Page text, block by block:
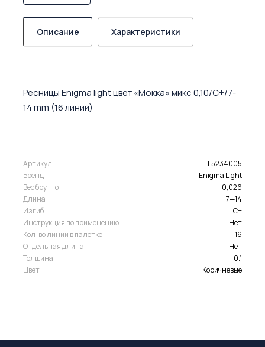
Описание Характеристики
Ресницы Enigma light цвет «Мокка» микс 0,10/C+/7-
14 mm (16 линий)
Артикул
LL5234005
Бренд
Enigma Light
Вес брутто
0,026
Длина
7—14
Изгиб
C+
Инструкция по применению
Нет
Кол-во линий в палетке
16
Отдельная длина
Нет
Толщина
0.1
Цвет
Коричневые